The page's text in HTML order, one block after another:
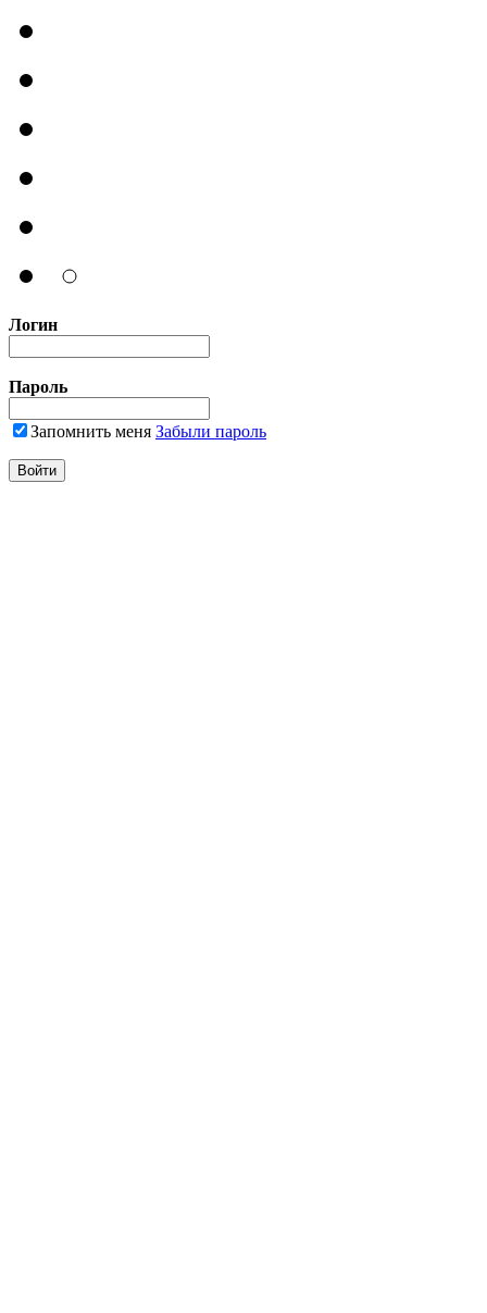
Логин
Пароль
Запомнить меня Забыли пароль